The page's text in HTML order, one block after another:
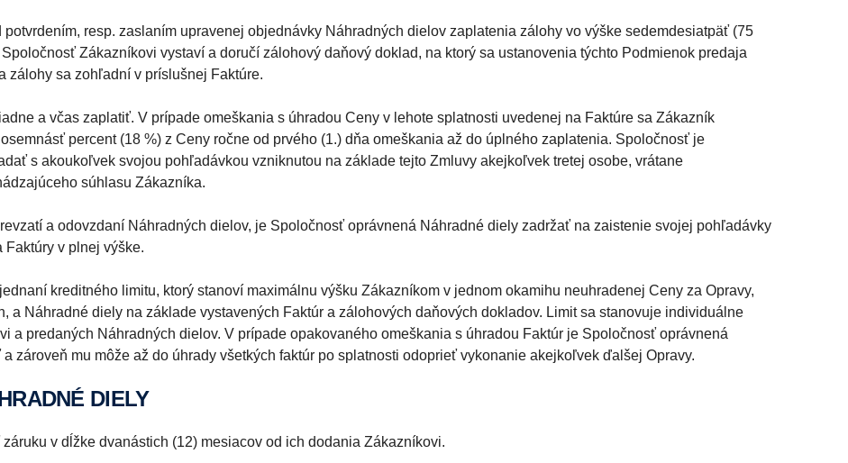
resp. zaslaním upravenej objednávky Náhradných dielov zaplatenia zálohy vo výške sedemdesiatpäť (75
Zákazníkovi vystaví a doručí zálohový daňový doklad, na ktorý sa ustanovenia týchto Podmienok predaja
zálohy sa zohľadní v príslušnej Faktúre.
a včas zaplatiť. V prípade omeškania s úhradou Ceny v lehote splatnosti uvedenej na Faktúre sa Zákazník
percent (18 %) z Ceny ročne od prvého (1.) dňa omeškania až do úplného zaplatenia. Spoločnosť je
s akoukoľvek svojou pohľadávkou vzniknutou na základe tejto Zmluvy akejkoľvek tretej osobe, vrátane
súhlasu Zákazníka.
a odovzdaní Náhradných dielov, je Spoločnosť oprávnená Náhradné diely zadržať na zaistenie svojej pohľadávky
v plnej výške.
kreditného limitu, ktorý stanoví maximálnu výšku Zákazníkom v jednom okamihu neuhradenej Ceny za Opravy,
a Náhradné diely na základe vystavených Faktúr a zálohových daňových dokladov. Limit sa stanovuje individuálne
a predaných Náhradných dielov. V prípade opakovaného omeškania s úhradou Faktúr je Spoločnosť oprávnená
zároveň mu môže až do úhrady všetkých faktúr po splatnosti odoprieť vykonanie akejkoľvek ďalšej Opravy.
DIELY
v dĺžke dvanástich (12) mesiacov od ich dodania Zákazníkovi.